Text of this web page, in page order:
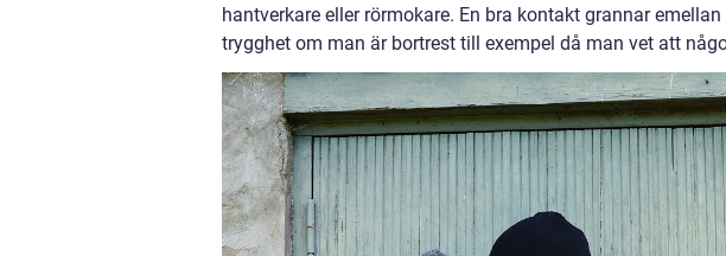
hantverkare eller rörmokare. En bra kontakt grannar
trygghet om man är bortrest till exempel då man vet att